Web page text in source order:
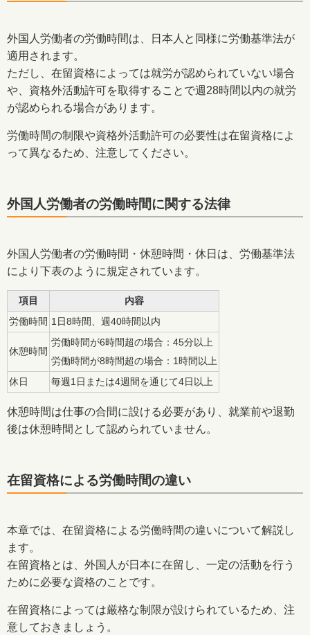
外国人労働者の労働時間は、日本人と同様に労働基準法が
適用されます。
ただし、在留資格によっては就労が認められていない場合
や、資格外活動許可を取得することで週28時間以内の就労
が認められる場合があります。
労働時間の制限や資格外活動許可の必要性は在留資格によ
って異なるため、注意してください。
外国人労働者の労働時間に関する法律
外国人労働者の労働時間・休憩時間・休日は、労働基準法
により下表のように規定されています。
項目
内容
労働時間 1日8時間、週40時間以内
休憩時間
労働時間が6時間超の場合：45分以上
労働時間が8時間超の場合：1時間以上
休日
毎週1日または4週間を通じて4日以上
休憩時間は仕事の合間に設ける必要があり、就業前や退勤
後は休憩時間として認められていません。
在留資格による労働時間の違い
本章では、在留資格による労働時間の違いについて解説し
ます。
在留資格とは、外国人が日本に在留し、一定の活動を行う
ために必要な資格のことです。
在留資格によっては厳格な制限が設けられているため、注
意しておきましょう。